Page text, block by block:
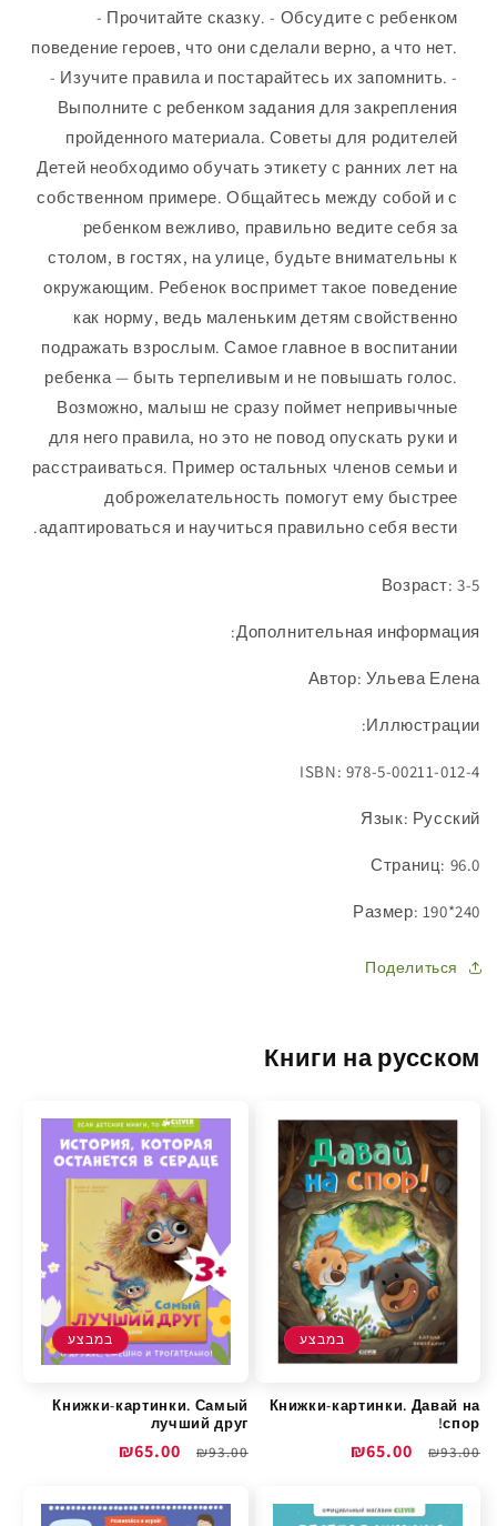
- Прочитайте сказку. - Обсудите с ребенком
поведение героев, что они сделали верно, а что нет.
- Изучите правила и постарайтесь их запомнить. -
Выполните с ребенком задания для закрепления
пройденного материала. Советы для родителей
Детей необходимо обучать этикету с ранних лет на
собственном примере. Общайтесь между собой и с
ребенком вежливо, правильно ведите себя за
столом, в гостях, на улице, будьте внимательны к
окружающим. Ребенок воспримет такое поведение
как норму, ведь маленьким детям свойственно
подражать взрослым. Самое главное в воспитании
ребенка — быть терпеливым и не повышать голос.
Возможно, малыш не сразу поймет непривычные
для него правила, но это не повод опускать руки и
расстраиваться. Пример остальных членов семьи и
доброжелательность помогут ему быстрее
адаптироваться и научиться правильно себя вести.
Возраст: 3-5
Дополнительная информация:
Автор: Ульева Елена
Иллюстрации:
ISBN: 978-5-00211-012-4
Язык: Русский
Страниц: 96.0
Размер: 190*240
Поделиться
Книги на русском
במבצע
Книжки-картинки. Давай на
спор!
מחיר
₪93.00
מחיר
₪65.00
במבצע
Книжки-картинки. Самый
лучший друг
מחיר
₪93.00
מחיר
₪65.00